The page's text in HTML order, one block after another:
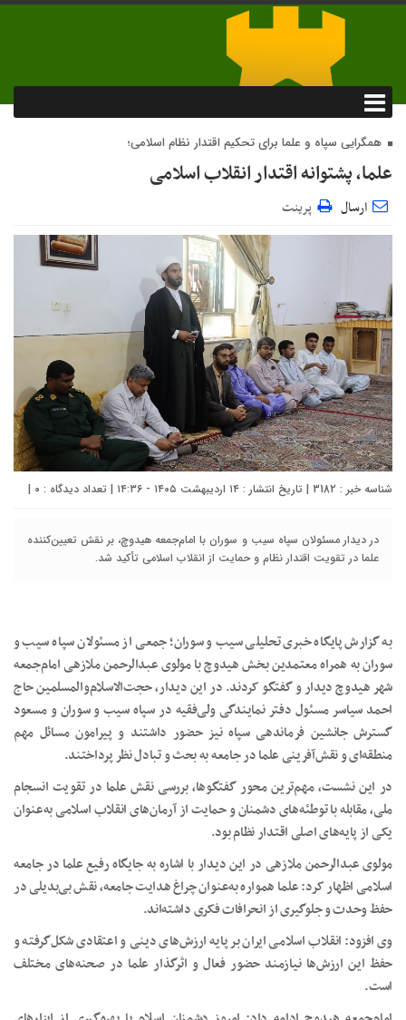
همگرایی سپاه و علما برای تحکیم اقتدار نظام اسلامی؛
علما، پشتوانه اقتدار انقلاب اسلامی
ارسال پرینت
شناسه خبر : 3182 | تاریخ انتشار : ۱۴ اردیبهشت ۱۴۰۵ - ۱۴:۳۶ | تعداد دیدگاه : ۰ |
در دیدار مسئولان سپاه سیب و سوران با امام‌جمعه هیدوچ، بر نقش تعیین‌کننده
علما در تقویت اقتدار نظام و حمایت از انقلاب اسلامی تأکید شد.
به گزارش پایگاه خبری تحلیلی سیب و سوران؛ جمعی از مسئولان سپاه سیب و
سوران به همراه معتمدین بخش هیدوچ با مولوی عبدالرحمن ملازهی امام‌جمعه
شهر هیدوچ دیدار و گفتگو کردند. در این دیدار، حجت‌الاسلام‌والمسلمین حاج
احمد سیاسر مسئول دفتر نمایندگی ولی‌فقیه در سپاه سیب و سوران و مسعود
گسترش جانشین فرماندهی سپاه نیز حضور داشتند و پیرامون مسائل مهم
منطقه‌ای و نقش‌آفرینی علما در جامعه به بحث و تبادل نظر پرداختند.
در این نشست، مهم‌ترین محور گفتگوها، بررسی نقش علما در تقویت انسجام
ملی، مقابله با توطئه‌های دشمنان و حمایت از آرمان‌های انقلاب اسلامی به‌عنوان
یکی از پایه‌های اصلی اقتدار نظام بود.
مولوی عبدالرحمن ملازهی در این دیدار با اشاره به جایگاه رفیع علما در جامعه
اسلامی اظهار کرد: علما همواره به‌عنوان چراغ هدایت جامعه، نقش بی‌بدیلی در
حفظ وحدت و جلوگیری از انحرافات فکری داشته‌اند.
وی افزود: انقلاب اسلامی ایران بر پایه ارزش‌های دینی و اعتقادی شکل‌گرفته و
حفظ این ارزش‌ها نیازمند حضور فعال و اثرگذار علما در صحنه‌های مختلف
است.